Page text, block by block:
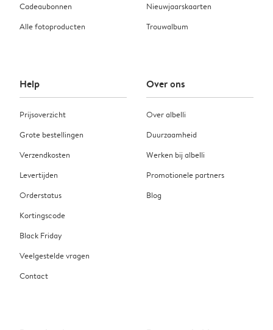
Cadeaubonnen
Alle fotoproducten
Nieuwjaarskaarten
Trouwalbum
Help
Prijsoverzicht
Grote bestellingen
Verzendkosten
Levertijden
Orderstatus
Kortingscode
Black Friday
Veelgestelde vragen
Contact
Over ons
Over albelli
Duurzaamheid
Werken bij albelli
Promotionele partners
Blog